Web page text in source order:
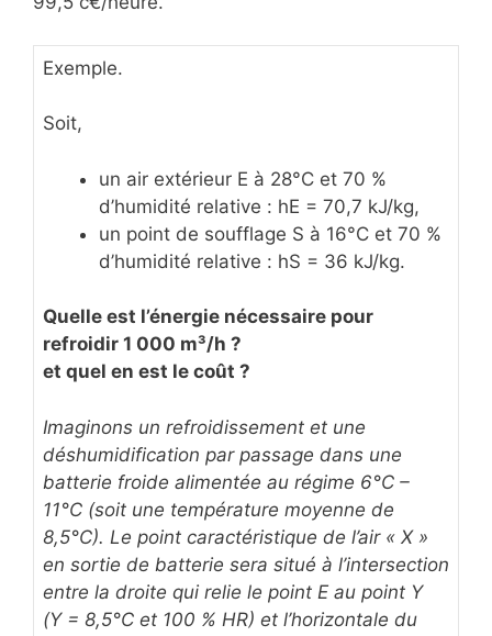
Exemple.
Soit,
un air extérieur E à 28°C et 70 %
d’humidité relative : hE = 70,7 kJ/kg,
un point de soufflage S à 16°C et 70 %
d’humidité relative : hS = 36 kJ/kg.
Quelle est l’énergie nécessaire pour
refroidir 1 000 m³/h ?
et quel en est le coût ?
Imaginons un refroidissement et une
déshumidification par passage dans une
batterie froide alimentée au régime 6°C –
11°C (soit une température moyenne de
8,5°C). Le point caractéristique de l’air « X »
en sortie de batterie sera situé à l’intersection
entre la droite qui relie le point E au point Y
(Y = 8,5°C et 100 % HR) et l’horizontale du